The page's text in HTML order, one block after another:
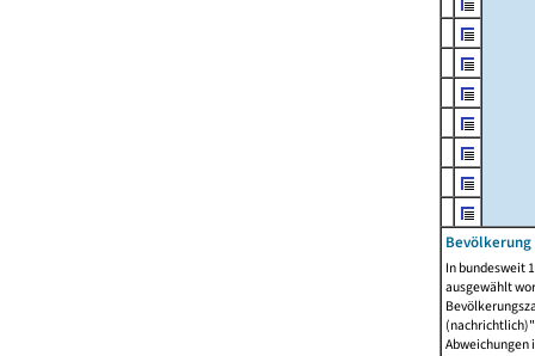
In bundesweit
ausgewählt
Abweichungen